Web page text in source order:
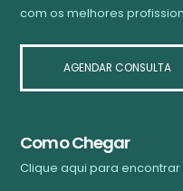
com os melhores
AGENDAR CONSULTA
Como Chegar
Clique aqui para